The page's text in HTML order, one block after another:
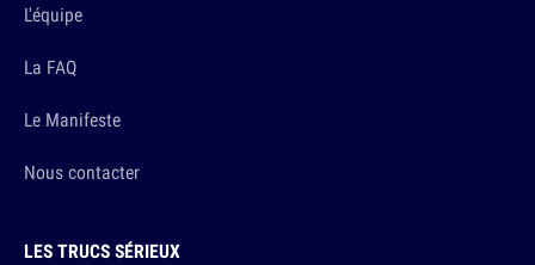
L'équipe
La FAQ
Le Manifeste
Nous contacter
LES TRUCS SÉRIEUX